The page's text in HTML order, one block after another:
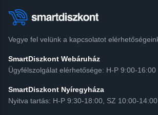
Vegye fel velünk a kapcsolatot
SmartDiszkont Webáruház
Ügyfélszolgálat elérhetősége: H-P 9:00-16:00
SmartDiszkont Nyíregyháza
Nyitva tartás: H-P 9:30-18:00, SZ 10:00-14:00